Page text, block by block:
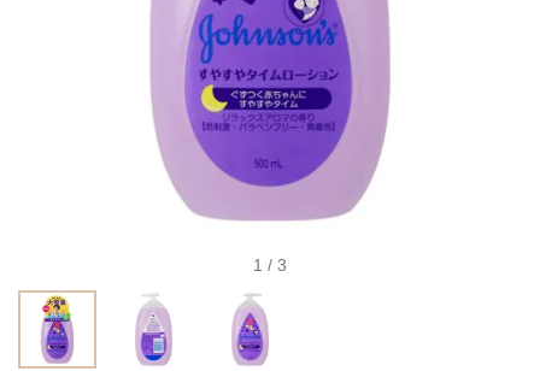
1 / 3